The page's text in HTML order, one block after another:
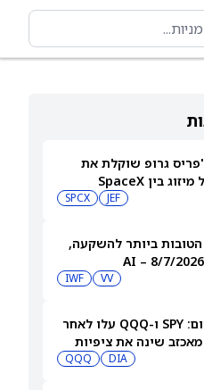
גרופ שוקלת את
הספקולציות על מיזוג בין SpaceX
JEF
SPCX
הטובות ביותר להשקעה,
VV
IWF
שוק המניות היום: SPY ו-QQQ עלו לאחר
שינה את ציפיות
DIA
QQQ